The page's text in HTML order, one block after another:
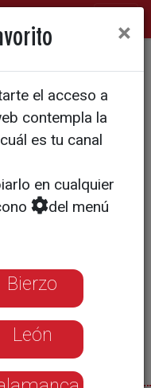
×
el acceso a
contempla la
es tu canal
en cualquier
del menú
Bierzo
León